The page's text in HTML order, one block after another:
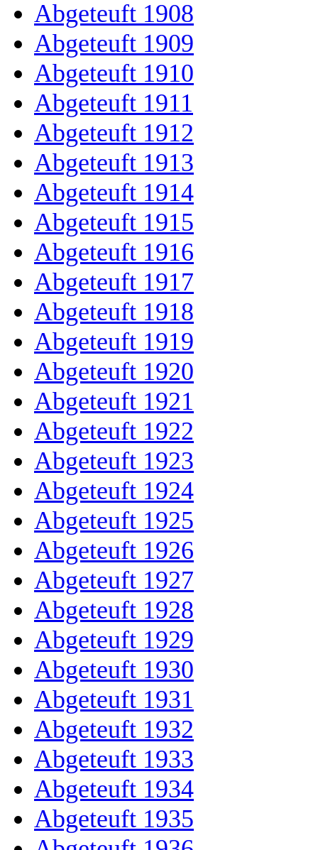
Abgeteuft 1908
Abgeteuft 1909
Abgeteuft 1910
Abgeteuft 1911
Abgeteuft 1912
Abgeteuft 1913
Abgeteuft 1914
Abgeteuft 1915
Abgeteuft 1916
Abgeteuft 1917
Abgeteuft 1918
Abgeteuft 1919
Abgeteuft 1920
Abgeteuft 1921
Abgeteuft 1922
Abgeteuft 1923
Abgeteuft 1924
Abgeteuft 1925
Abgeteuft 1926
Abgeteuft 1927
Abgeteuft 1928
Abgeteuft 1929
Abgeteuft 1930
Abgeteuft 1931
Abgeteuft 1932
Abgeteuft 1933
Abgeteuft 1934
Abgeteuft 1935